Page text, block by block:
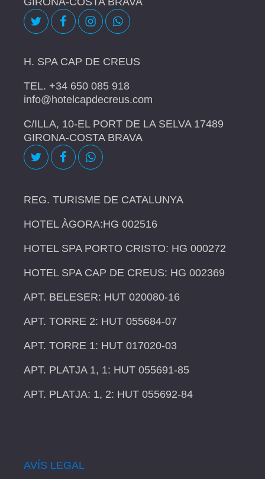
H. SPA CAP DE CREUS
TEL. +34 650 085 918
info@hotelcapdecreus.com
C/ILLA, 10-EL PORT DE LA SELVA 17489
GIRONA-COSTA BRAVA
REG. TURISME DE CATALUNYA
HOTEL ÀGORA:HG 002516
HOTEL SPA PORTO CRISTO: HG 000272
HOTEL SPA CAP DE CREUS: HG 002369
APT. BELESER: HUT 020080-16
APT. TORRE 2: HUT 055684-07
APT. TORRE 1: HUT 017020-03
APT. PLATJA 1, 1: HUT 055691-85
APT. PLATJA: 1, 2: HUT 055692-84
AVÍS LEGAL